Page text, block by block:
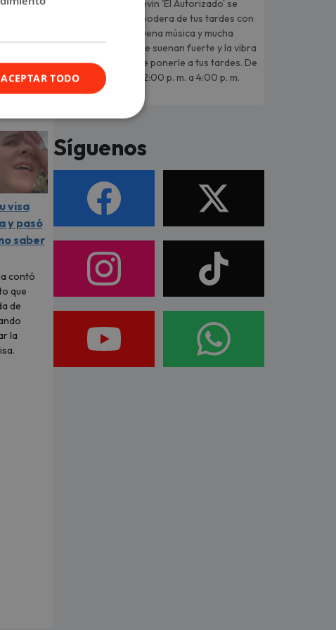
visa
y pasó
saber
contó
que
de
la
Kevin 'El Autorizado' se
apodera de tus tardes con
buena música y mucha
energía. Los hits que suenan fuerte y la vibra
que solo Moda sabe ponerle a tus tardes. De
lunes a viernes, de 2:00 p. m. a 4:00 p. m.
Síguenos
ACEPTAR TODO